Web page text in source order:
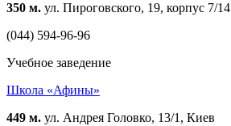
350 м. ул. Пироговского, 19, корпус 7/14
(044) 594-96-96
Учебное заведение
Школа «Афины»
449 м. ул. Андрея Головко, 13/1, Киев